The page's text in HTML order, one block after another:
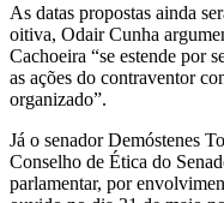
As datas propostas ainda
oitiva, Odair Cunha
Cachoeira “se estende por
as ações do contraventor
organizado”.
Já o senador Demóstenes
Conselho de Ética do
parlamentar, por